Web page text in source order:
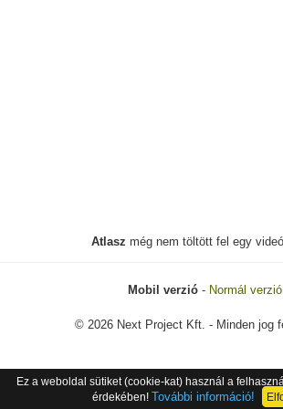
Atlasz még nem töltött fel egy
Mobil verzió- Normál verzió
© 2026 Next Project Kft. - Minden jog
Ez a weboldal sütiket (cookie-kat) használ a
érdekében! További információ!